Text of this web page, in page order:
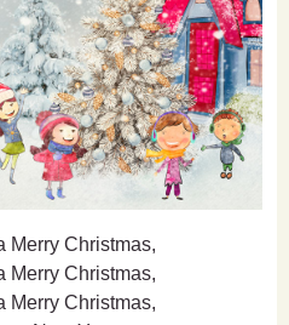
Merry Christmas,
Merry Christmas,
Merry Christmas,